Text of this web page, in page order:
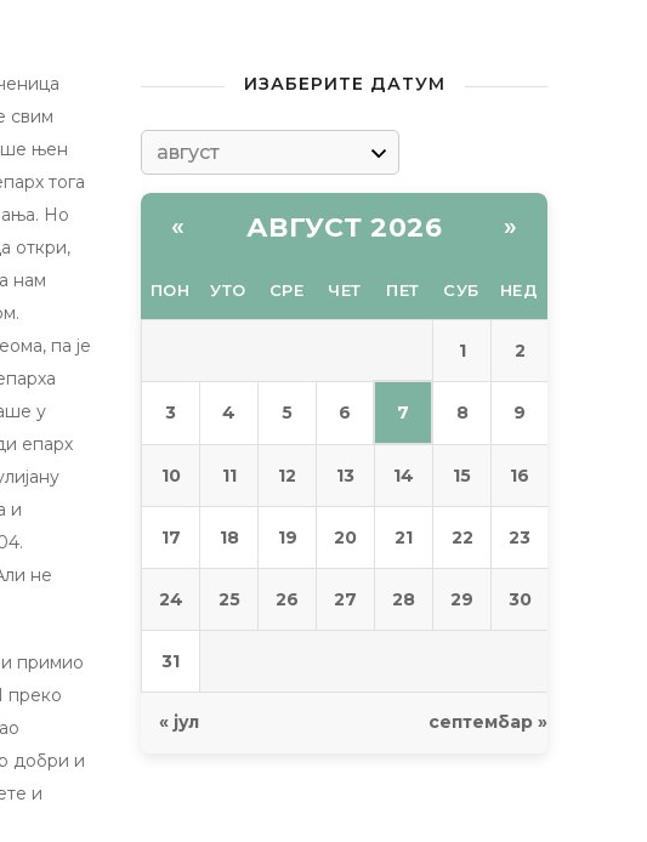
свим
њен
тога
Но
откри,
нам
па је
у
епарх
и
не
примио
преко
добри и
и
ИЗАБЕРИТЕ ДАТУМ
« АВГУСТ 2026 »
ПОН УТО СРЕ ЧЕТ ПЕТ СУБ НЕД
1 2
3 4 5 6 7 8 9
10 11 12 13 14 15 16
17 18 19 20 21 22 23
24 25 26 27 28 29 30
31
« јул септембар »